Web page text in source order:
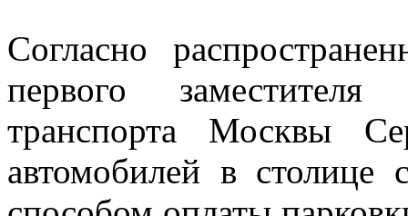
Согласно
первого заместителя
транспорта Москвы
автомобилей в столице